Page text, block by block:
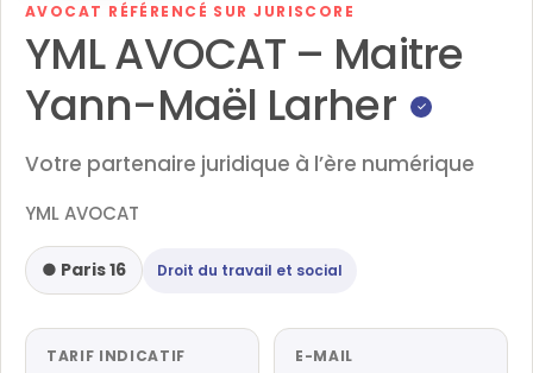
AVOCAT RÉFÉRENCÉ SUR JURISCORE
YML AVOCAT – Maitre
Yann-Maël Larher
✓
Votre partenaire juridique à l’ère numérique
YML AVOCAT
● Paris 16 Droit du travail et social
TARIF INDICATIF E-MAIL